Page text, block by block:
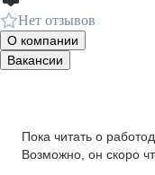
Нет отзывов
О компании
Вакансии
Пока читать о
Возможно, он скоро